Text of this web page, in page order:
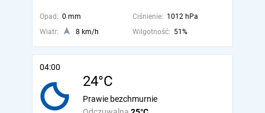
Opad: 0 mm Ciśnienie: 1012 hPa
Wiatr:
8 km/h Wilgotność: 51%
04:00
24°C
Prawie bezchmurnie